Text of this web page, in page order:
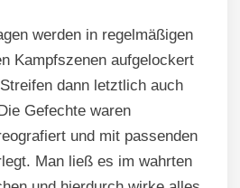
werden in regelmäßigen
Kampfszenen aufgelockert
dann letztlich auch
Gefechte waren
und mit passenden
Man ließ es im wahrten